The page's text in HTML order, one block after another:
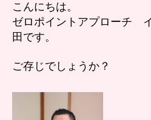
ー！
こんにちは。
ゼロポイントアプローチ
田です。
ご存じでしょうか？